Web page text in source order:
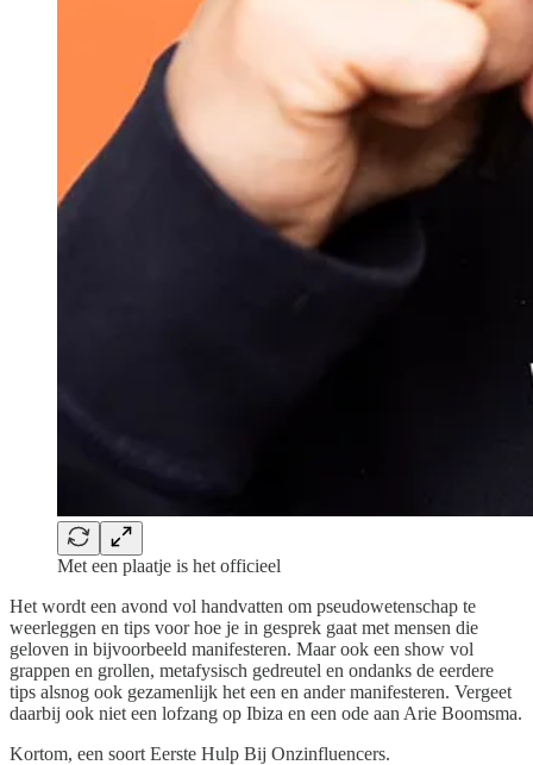
Met een plaatje is het officieel
Het wordt een avond vol handvatten om pseudowetenschap te
weerleggen en tips voor hoe je in gesprek gaat met mensen die
geloven in bijvoorbeeld manifesteren. Maar ook een show vol
grappen en grollen, metafysisch gedreutel en ondanks de eerdere
tips alsnog ook gezamenlijk het een en ander manifesteren. Vergeet
daarbij ook niet een lofzang op Ibiza en een ode aan Arie Boomsma.
Kortom, een soort Eerste Hulp Bij Onzinfluencers.